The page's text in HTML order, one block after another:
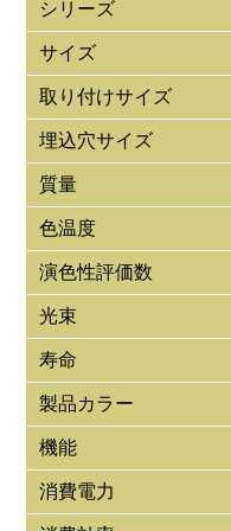
シリーズ
サイズ
取り付けサイズ
埋込穴サイズ
質量
色温度
演色性評価数
光束
寿命
製品カラー
機能
消費電力